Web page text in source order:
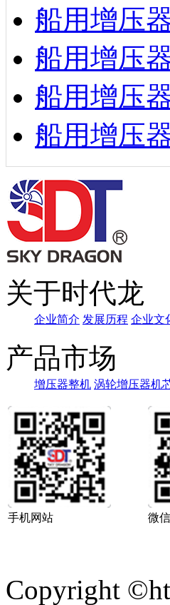
船用增压
船用增压
船用增压
船用增压
关于时代龙
企业简介 发展历程 企业文
产品市场
增压器整机 涡轮增压器机
手机网站 微
Copyright